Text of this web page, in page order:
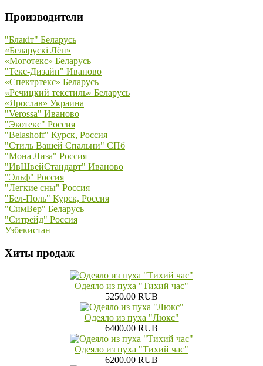
Производители
"Блакiт" Беларусь
«Беларускi Лён»
«Моготекс» Беларусь
"Текс-Дизайн" Иваново
«Спектртекс» Беларусь
«Речицкий текстиль» Беларусь
«Ярослав» Украина
"Verossa" Иваново
"Экотекс" Россия
"Belashoff" Курск, Россия
"Стиль Вашей Спальни" СПб
"Мона Лиза" Россия
"ИвШвейСтандарт" Иваново
"Эльф" Россия
"Легкие сны" Россия
"Бел-Поль" Курск, Россия
"СимВер" Беларусь
"Ситрейд" Россия
Узбекистан
Хиты продаж
Одеяло из пуха "Тихий час"
5250.00 RUB
Одеяло из пуха "Люкс"
6400.00 RUB
Одеяло из пуха "Тихий час"
6200.00 RUB